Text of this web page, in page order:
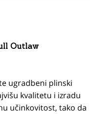
Outlaw
ugradbeni plinski
kvalitetu i izradu
učinkovitost, tako da